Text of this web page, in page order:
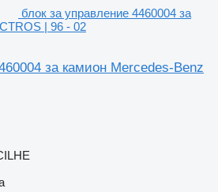
блок за управление 4460004 за
| 96 - 02
за камион Mercedes-Benz